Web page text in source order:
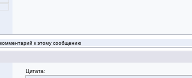
к этому сообщению
Цитата: